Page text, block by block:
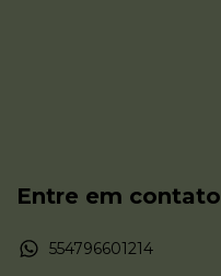
Entre em contato
554796601214